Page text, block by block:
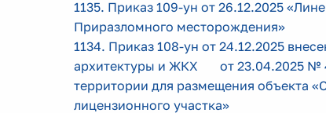
1135. Приказ 109-ун от 26.12.2025
Приразломного месторождения»
1134. Приказ 108-ун от 24.12.2025
архитектуры и ЖКХ от 23.04.2025 №
территории для размещения объекта
лицензионного участка»